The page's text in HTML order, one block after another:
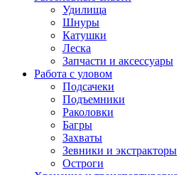
Удилища
Шнуры
Катушки
Леска
Запчасти и аксессуары
Работа с уловом
Подсачеки
Подъемники
Раколовки
Багры
Захваты
Зевники и экстракторы
Остроги